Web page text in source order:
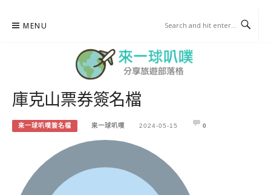
MENU
來一球叭噗
庫克山票券簽名檔
來一球叭噗簽名檔 來一球叭噗 2024-05-15 0